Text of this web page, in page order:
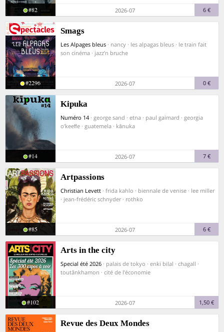
#82 2026-07 6 €
Smags
Les Alpages bleus · nancy · les alpagas bleus · le train fait
son cinéma · jazz’n bruche
#2296 2026-07 0 €
Kipuka
Numéro 14 · george sand · etna · paul gaimard · georgia
o’keeﬀe · guatemela · kānuka
#14 2026-07 7 €
Artpassions
Christian Levett · frida kahlo · biennale de venise · lee miller
· jean-frédéric schnyder · rothko
#85 2026-07 6 €
Arts in the city
Special été 2026 · palais de tokyo · enki bilal · chagall ·
toutânkhamon · cité de l’économie
#102 2026-07 1,50 €
Revue des Deux Mondes